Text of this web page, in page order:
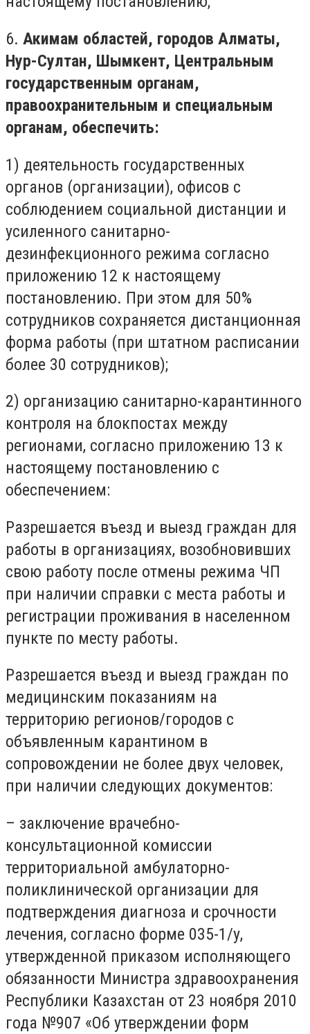
6. Акимам областей, городов Алматы,
Нур-Султан, Шымкент, Центральным
государственным органам,
правоохранительным и специальным
органам, обеспечить:
1) деятельность государственных
органов (организации), офисов с
соблюдением социальной дистанции и
усиленного санитарно-
дезинфекционного режима согласно
приложению 12 к настоящему
постановлению. При этом для 50%
сотрудников сохраняется дистанционная
форма работы (при штатном расписании
более 30 сотрудников);
2) организацию санитарно-карантинного
контроля на блокпостах между
регионами, согласно приложению 13 к
настоящему постановлению с
обеспечением:
Разрешается въезд и выезд граждан для
работы в организациях, возобновивших
свою работу после отмены режима ЧП
при наличии справки с места работы и
регистрации проживания в населенном
пункте по месту работы.
Разрешается въезд и выезд граждан по
медицинским показаниям на
территорию регионов/городов с
объявленным карантином в
сопровождении не более двух человек,
при наличии следующих документов:
– заключение врачебно-
консультационной комиссии
территориальной амбулаторно-
поликлинической организации для
подтверждения диагноза и срочности
лечения, согласно форме 035-1/у,
утвержденной приказом исполняющего
обязанности Министра здравоохранения
Республики Казахстан от 23 ноября 2010
года №907 «Об утверждении форм